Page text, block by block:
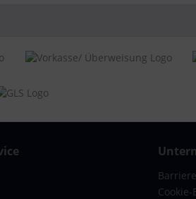
T1169
Erwachsene